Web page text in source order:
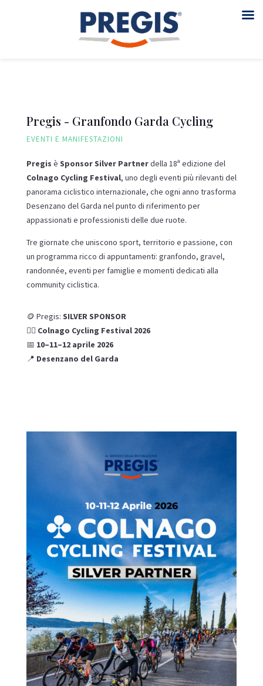
Pregis - Granfondo Garda Cycling
EVENTI E MANIFESTAZIONI
Pregis è Sponsor Silver Partnerdella 18ª edizione del
Colnago Cycling Festival, uno degli eventi più rilevanti del
panorama ciclistico internazionale, che ogni anno trasforma
Desenzano del Garda nel punto di riferimento per
appassionati e professionisti delle due ruote.
Tre giornate che uniscono sport, territorio e passione, con
un programma ricco di appuntamenti: granfondo, gravel,
randonnée, eventi per famiglie e momenti dedicati alla
community ciclistica.
🪙 Pregis: SILVER SPONSOR
🚴‍♂️ Colnago Cycling Festival 2026
📅 10–11–12 aprile 2026
📍 Desenzano del Garda